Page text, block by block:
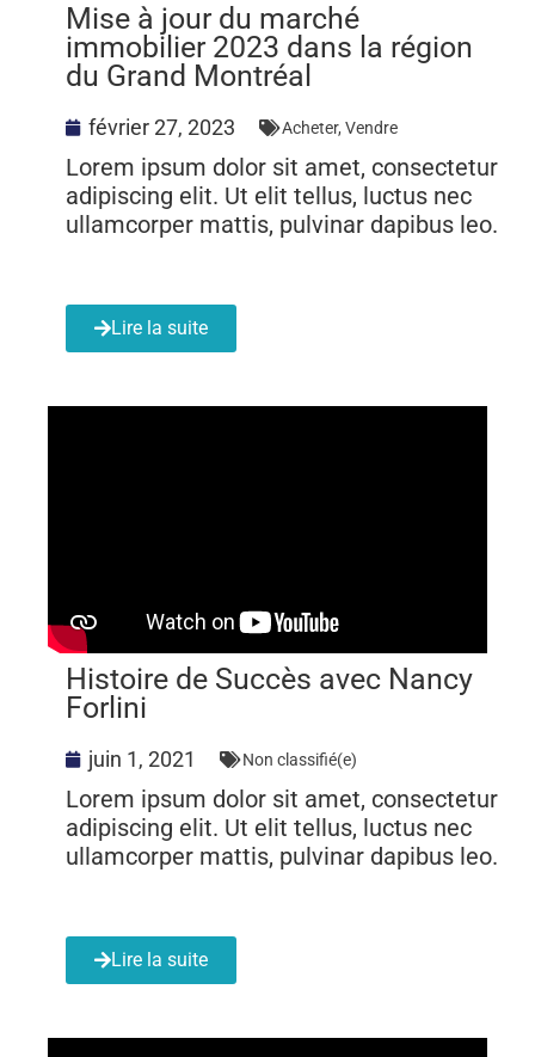
Mise à jour du marché
immobilier 2023 dans la région
du Grand Montréal
février 27, 2023 Acheter, Vendre
Lorem ipsum dolor sit amet, consectetur
adipiscing elit. Ut elit tellus, luctus nec
ullamcorper mattis, pulvinar dapibus leo.
Lire la suite
Histoire de Succès avec Nancy
Forlini
juin 1, 2021 Non classifié(e)
Lorem ipsum dolor sit amet, consectetur
adipiscing elit. Ut elit tellus, luctus nec
ullamcorper mattis, pulvinar dapibus leo.
Lire la suite